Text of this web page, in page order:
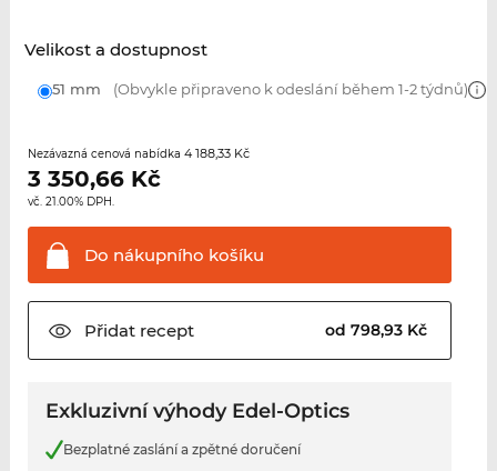
Velikost a dostupnost
51 mm (Obvykle připraveno k odeslání během 1-2 týdnů)
Nezávazná cenová nabídka 4 188,33 Kč
3 350,66Kč
vč. 21.00% DPH.
Do nákupního košíku
Přidatrecept od 798,93 Kč
Exkluzivní výhody Edel-Optics
Bezplatné zaslání a zpětné doručení